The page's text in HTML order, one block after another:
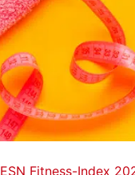
ESN Fitness-Index